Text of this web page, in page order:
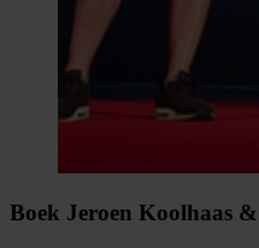
Boek Jeroen Koolhaas